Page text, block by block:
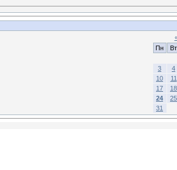
Пн
Вт
3
4
10
11
17
18
24
25
31